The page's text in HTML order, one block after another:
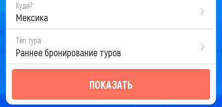
Куда?
Мексика
Тип тура
Раннее бронирование туров
ПОКАЗАТЬ